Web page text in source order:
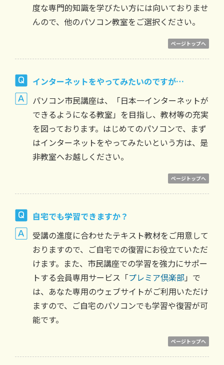
度な専門的知識を学びたい方には向いておりませ
んので、他のパソコン教室をご選択ください。
ページトップへ
インターネットをやってみたいのですが…
パソコン市民講座は、「日本一インターネットが
できるようになる教室」を目指し、教材等の充実
を図っております。はじめてのパソコンで、まず
はインターネットをやってみたいという方は、是
非教室へお越しください。
ページトップへ
自宅でも学習できますか？
受講の進度に合わせたテキスト教材をご用意して
おりますので、ご自宅での復習にお役立ていただ
けます。また、市民講座での学習を強力にサポー
トする会員専用サービス「プレミア倶楽部」で
は、あなた専用のウェブサイトがご利用いただけ
ますので、ご自宅のパソコンでも学習や復習が可
能です。
ページトップへ